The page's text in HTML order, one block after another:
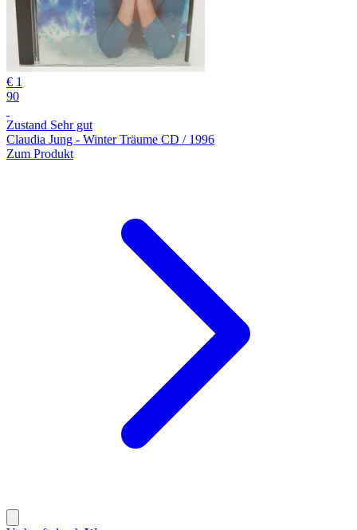
€ 1
90
Zustand Sehr gut
Claudia Jung - Winter Träume CD / 1996
Zum Produkt